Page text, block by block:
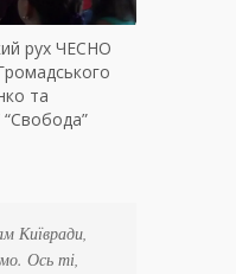
рух ЧЕСНО
та
“Свобода”
Київради,
Ось ті,